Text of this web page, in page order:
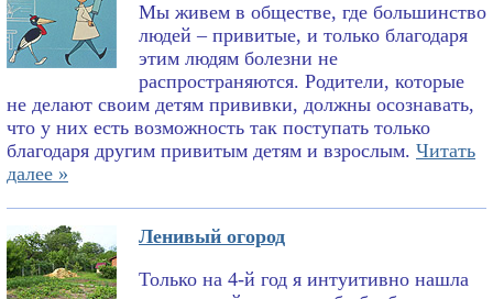
Мы живем в обществе, где большинство
людей – привитые, и только благодаря
этим людям болезни не
распространяются. Родители, которые
не делают своим детям прививки, должны осознавать,
что у них есть возможность так поступать только
благодаря другим привитым детям и взрослым. Читать
далее »
Ленивый огород
Только на 4-й год я интуитивно нашла